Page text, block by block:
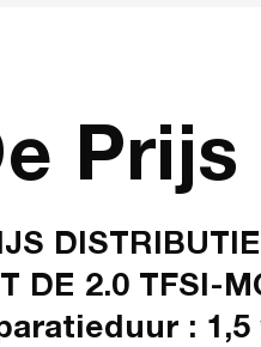
Prijs
DE 2.0 TFSI-
: